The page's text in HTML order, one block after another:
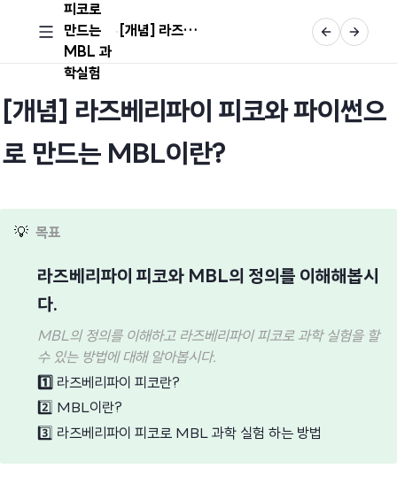
피코로
만드는
MBL 과
학실험
[개념] 라즈베리파이 피코와 파이썬으로 만드는 MBL 과학실험
[개념] 라즈베리파이 피코와 파이썬으
로 만드는 MBL이란?
💡 목표
라즈베리파이 피코와 MBL의 정의를 이해해봅시
다.
MBL의 정의를 이해하고 라즈베리파이 피코로 과학 실험을 할
수 있는 방법에 대해 알아봅시다.
1️⃣ 라즈베리파이 피코란?
2️⃣ MBL이란?
3️⃣ 라즈베리파이 피코로 MBL 과학 실험 하는 방법